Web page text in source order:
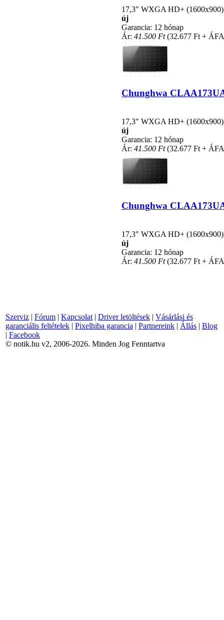
17,3" WXGA HD+
új
Garancia: 12 hónap
Ár: 41.500 Ft(32.677 Ft +
Chunghwa
17,3" WXGA HD+
új
Garancia: 12 hónap
Ár: 41.500 Ft(32.677 Ft +
Chunghwa
17,3" WXGA HD+
új
Garancia: 12 hónap
Ár: 41.500 Ft(32.677 Ft +
Szerviz | Fórum | Kapcsolat | Driver letöltések | Vásárlási és
garanciális feltételek | Pixelhiba garancia | Partnereink | Állás | Blog
| Facebook
© notik.hu v2, 2006-2026. Minden Jog Fenntartva